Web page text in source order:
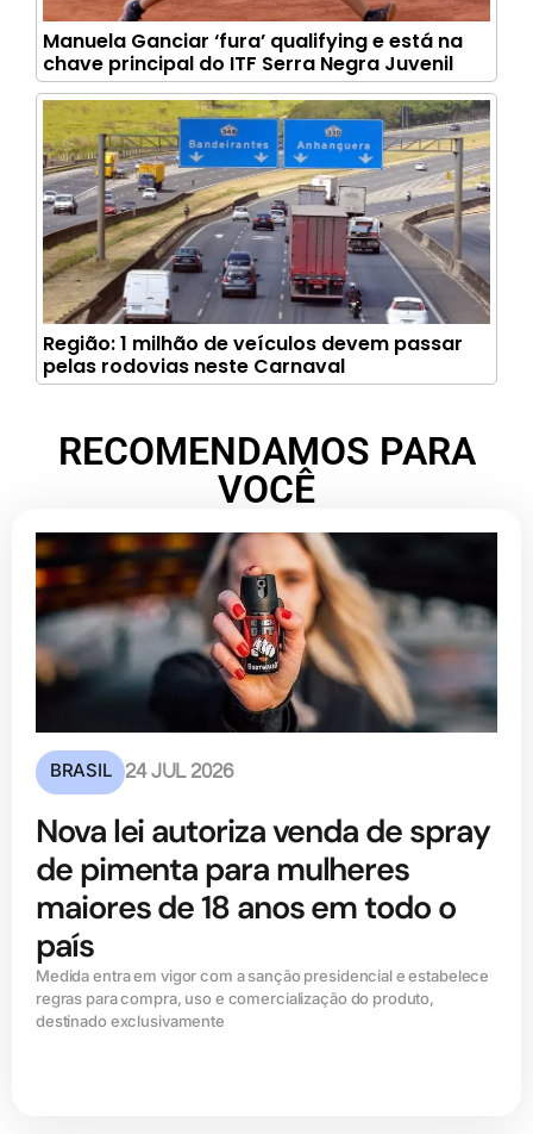
Manuela Ganciar ‘fura’ qualifying e está na
chave principal do ITF Serra Negra Juvenil
Região: 1 milhão de veículos devem passar
pelas rodovias neste Carnaval
RECOMENDAMOS PARA
VOCÊ
BRASIL 24 JUL 2026
Nova lei autoriza venda de spray
de pimenta para mulheres
maiores de 18 anos em todo o
país
Medida entra em vigor com a sanção presidencial e estabelece
regras para compra, uso e comercialização do produto,
destinado exclusivamente